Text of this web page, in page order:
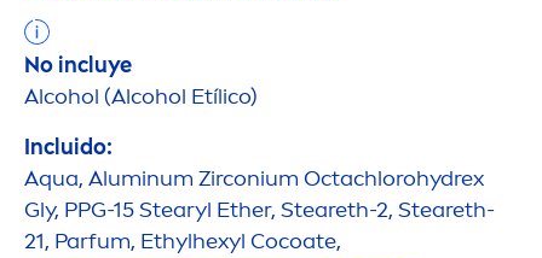
No incluye
Alcohol (Alcohol Etílico)
Incluido:
Aqua, Aluminum Zirconium Octachlorohydrex
Gly, PPG-15 Stearyl Ether, Steareth-2, Steareth-
21, Parfum, Ethylhexyl Cocoate,